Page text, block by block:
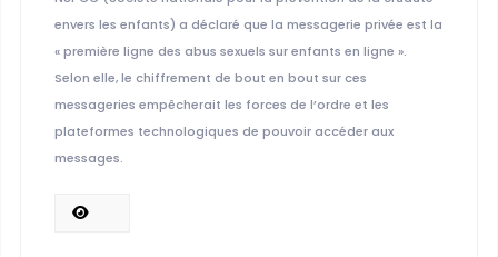
envers les enfants) a déclaré que la messagerie privée est la
« première ligne des abus sexuels sur enfants en ligne ».
Selon elle, le chiffrement de bout en bout sur ces
messageries empêcherait les forces de l’ordre et les
plateformes technologiques de pouvoir accéder aux
messages.